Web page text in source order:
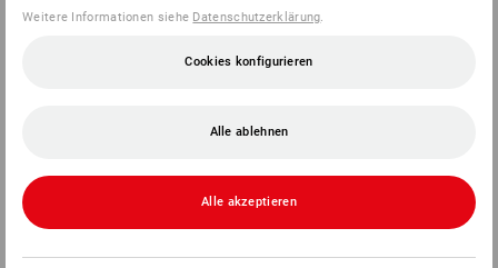
Weitere Informationen siehe Datenschutzerklärung.
Cookies konfigurieren
Alle ablehnen
Alle akzeptieren